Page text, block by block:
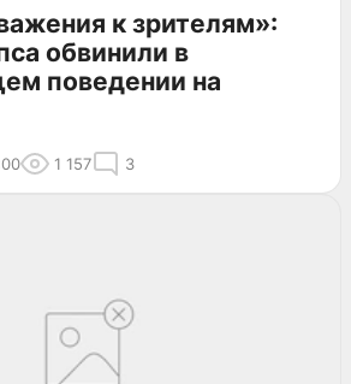
к зрителям»:
обвинили в
поведении на
1 157 3